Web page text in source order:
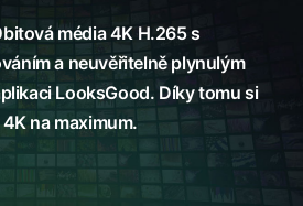
média 4K H.265 s
a neuvěřitelně plynulým
LooksGood. Díky tomu si
na maximum.